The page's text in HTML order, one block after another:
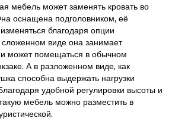
мебель может заменять кровать во
оснащена подголовником, её
благодаря опции
сложенном виде она занимает
может помещаться в обычном
А в разложенном виде, как
способна выдержать нагрузки
удобной регулировки высоты и
мебель можно разместить в